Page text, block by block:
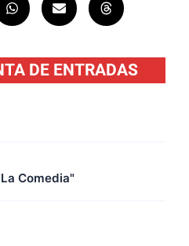
DE ENTRADAS
Comedia"